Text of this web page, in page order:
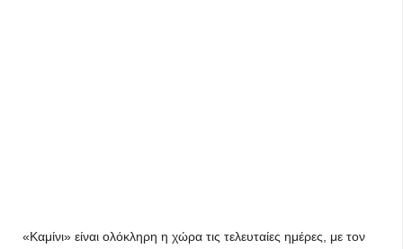
«Καμίνι» είναι ολόκληρη η χώρα τις τελευταίες ημέρες, με τον